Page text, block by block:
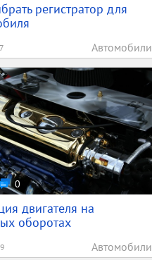
регистратор для
Автомобили
0
двигателя на
оборотах
Автомобили